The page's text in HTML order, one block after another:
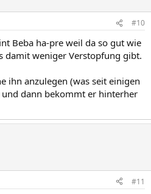
#10
Beba ha-pre weil da so gut wie
damit weniger Verstopfung gibt.
ihn anzulegen (was seit einigen
dann bekommt er hinterher
#11